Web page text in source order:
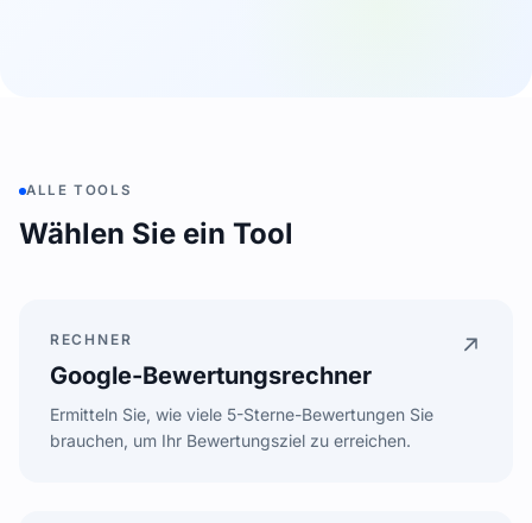
ALLE TOOLS
Wählen Sie ein Tool
RECHNER
Google-Bewertungsrechner
Ermitteln Sie, wie viele 5-Sterne-Bewertungen Sie
brauchen, um Ihr Bewertungsziel zu erreichen.